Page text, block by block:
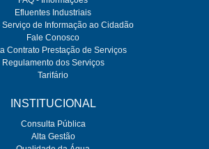
Efluentes Industriais
Serviço de Informação ao Cidadão
Fale Conosco
Contrato Prestação de Serviços
Regulamento dos Serviços
Tarifário
INSTITUCIONAL
Consulta Pública
Alta Gestão